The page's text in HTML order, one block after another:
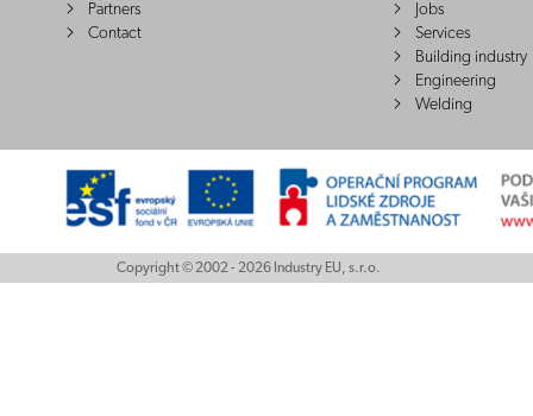
Partners
Contact
Jobs
Services
Building industry
Engineering
Welding
Copyright © 2002 - 2026 Industry EU, s.r.o.